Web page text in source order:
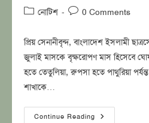
author:
Postনোটিশ
Post0 Comments
প্রিয় সেনানীবৃন্দ, বাংলাদেশ ইসলামী
জুলাই মাসকে বৃক্ষরোপণ মাস হিসেবে
হতে তেতুলিয়া, রুপসা হতে পাথুরিয়া
শাখাকে…
Continue Reading ছাত্রসেনার